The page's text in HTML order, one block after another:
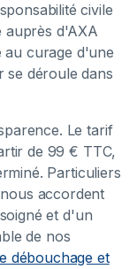
civile
auprès d'AXA
au curage d'une
se déroule dans
Le tarif
de 99 € TTC,
Particuliers
accordent
et d'un
de nos
débouchage et